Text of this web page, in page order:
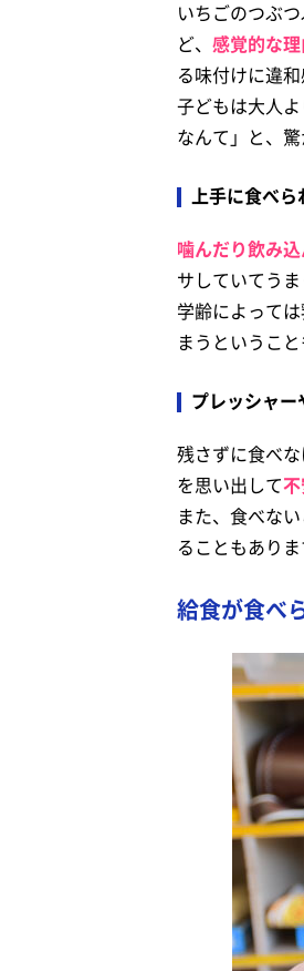
いちごのつぶ
ど、 感覚的な
る味付けに違
子どもは大人
なんて」と、
上手に食べら
噛んだり飲み
サしていてう
学齢によって
まうということ
プレッシャー
残さずに食べ
を思い出して
また、食べな
ることもありま
給食が食べ